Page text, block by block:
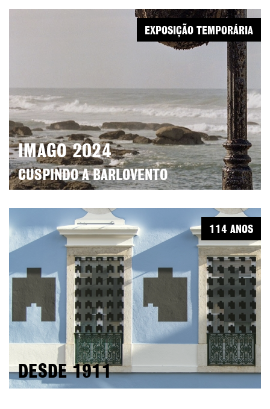
IMAGO 2024
CUSPINDO A BARLOVENTO
EXPOSIÇÃO TEMPORÁRIA
DESDE 1911
114 ANOS